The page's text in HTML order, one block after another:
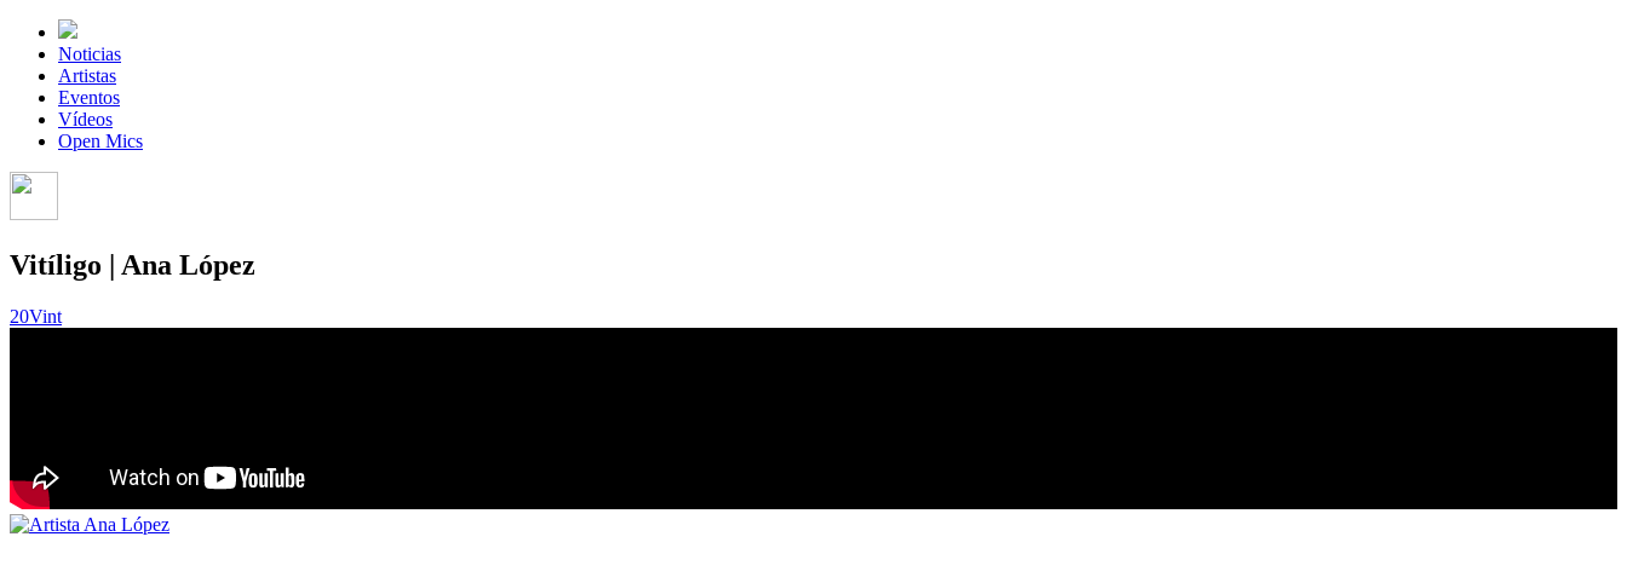
Noticias
Artistas
Eventos
Vídeos
Open Mics
Vitíligo | Ana López
20Vint